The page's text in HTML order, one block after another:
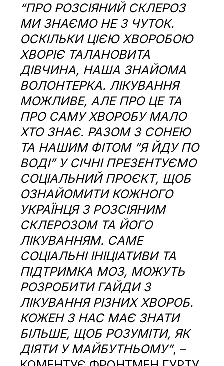
“ПРО РОЗСІЯНИЙ СКЛЕРОЗ
МИ ЗНАЄМО НЕ З ЧУТОК.
ОСКІЛЬКИ ЦІЄЮ ХВОРОБОЮ
ХВОРІЄ ТАЛАНОВИТА
ДІВЧИНА, НАША ЗНАЙОМА
ВОЛОНТЕРКА. ЛІКУВАННЯ
МОЖЛИВЕ, АЛЕ ПРО ЦЕ ТА
ПРО САМУ ХВОРОБУ МАЛО
ХТО ЗНАЄ. РАЗОМ З СОНЕЮ
ТА НАШИМ ФІТОМ “Я ЙДУ ПО
ВОДІ” У СІЧНІ ПРЕЗЕНТУЄМО
СОЦІАЛЬНИЙ ПРОЄКТ, ЩОБ
ОЗНАЙОМИТИ КОЖНОГО
УКРАЇНЦЯ З РОЗСІЯНИМ
СКЛЕРОЗОМ ТА ЙОГО
ЛІКУВАННЯМ. САМЕ
СОЦІАЛЬНІ ІНІЦІАТИВИ ТА
ПІДТРИМКА МОЗ, МОЖУТЬ
РОЗРОБИТИ ГАЙДИ З
ЛІКУВАННЯ РІЗНИХ ХВОРОБ.
КОЖЕН З НАС МАЄ ЗНАТИ
БІЛЬШЕ, ЩОБ РОЗУМІТИ, ЯК
ДІЯТИ У МАЙБУТНЬОМУ”, –